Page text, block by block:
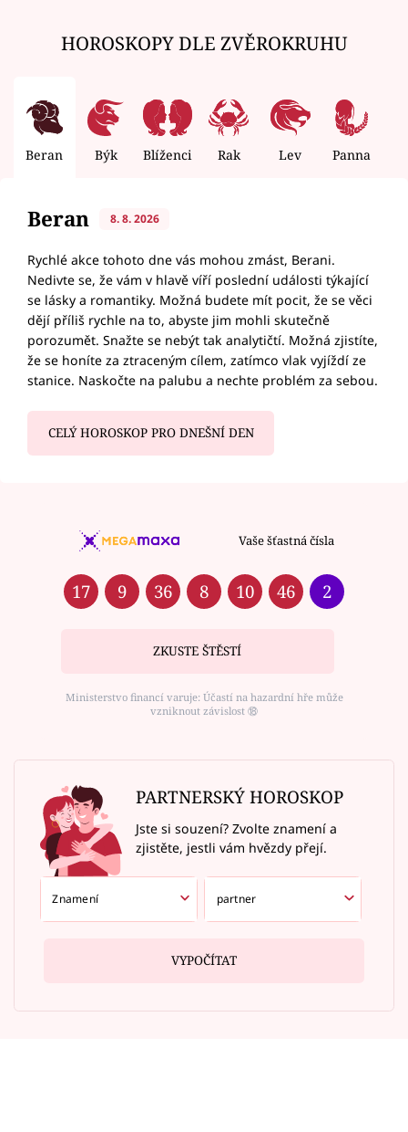
HOROSKOPY DLE ZVĚROKRUHU
Beran Býk Blíženci Rak Lev Panna
Beran 8. 8. 2026
Rychlé akce tohoto dne vás mohou zmást, Berani.
Nedivte se, že vám v hlavě víří poslední události týkající
se lásky a romantiky. Možná budete mít pocit, že se věci
dějí příliš rychle na to, abyste jim mohli skutečně
porozumět. Snažte se nebýt tak analytičtí. Možná zjistíte,
že se honíte za ztraceným cílem, zatímco vlak vyjíždí ze
stanice. Naskočte na palubu a nechte problém za sebou.
CELÝ HOROSKOP PRO DNEŠNÍ DEN
Vaše šťastná čísla
17 9 36 8 10 46 2
ZKUSTE ŠTĚSTÍ
Ministerstvo financí varuje: Účastí na hazardní hře může
vzniknout závislost ⑱
PARTNERSKÝ HOROSKOP
Jste si souzení? Zvolte znamení a
zjistěte, jestli vám hvězdy přejí.
VYPOČÍTAT